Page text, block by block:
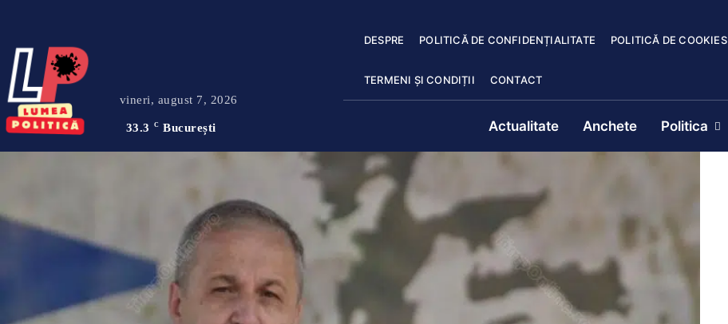
vineri, august 7, 2026
33.3 C București
DESPRE POLITICĂ DE CONFIDENȚIALITATE POLITICĂ DE COOKIES
TERMENI ȘI CONDIȚII CONTACT
Actualitate Anchete Politica